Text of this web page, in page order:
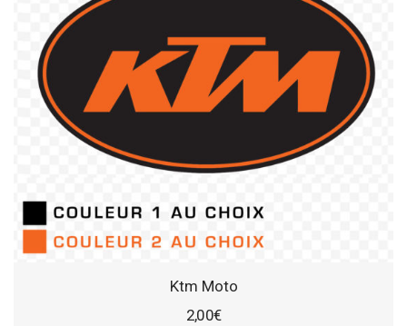
Ktm Moto
2,00€